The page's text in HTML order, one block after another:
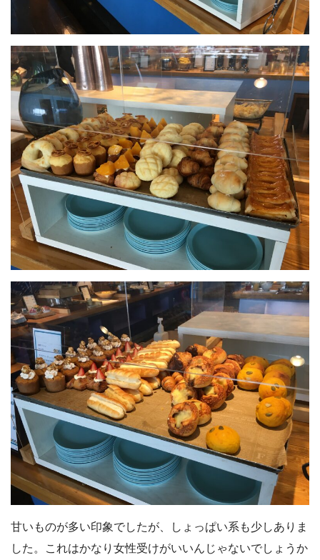
甘いものが多い印象でしたが、しょっぱい系も少しありま
した。これはかなり女性受けがいいんじゃないでしょうか